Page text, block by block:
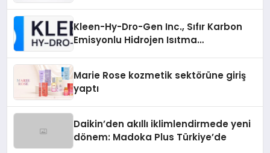
Kleen-Hy-Dro-Gen Inc., Sıfır Karbon
Emisyonlu Hidrojen Isıtma
Marie Rose kozmetik sektörüne giriş
yaptı
Daikin’den akıllı iklimlendirmede yeni
dönem: Madoka Plus Türkiye’de